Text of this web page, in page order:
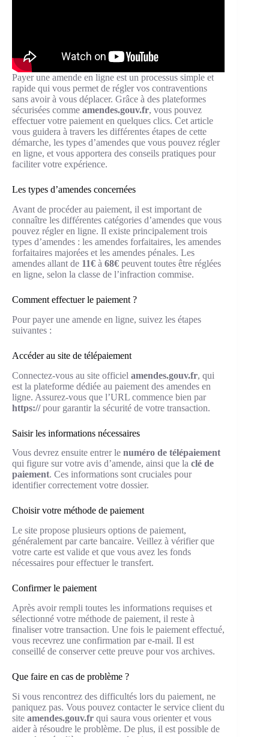
Payer une amende en ligne est un processus simple et
rapide qui vous permet de régler vos contraventions
sans avoir à vous déplacer. Grâce à des plateformes
sécurisées comme amendes.gouv.fr, vous pouvez
effectuer votre paiement en quelques clics. Cet article
vous guidera à travers les différentes étapes de cette
démarche, les types d’amendes que vous pouvez régler
en ligne, et vous apportera des conseils pratiques pour
faciliter votre expérience.
Les types d’amendes concernées
Avant de procéder au paiement, il est important de
connaître les différentes catégories d’amendes que vous
pouvez régler en ligne. Il existe principalement trois
types d’amendes : les amendes forfaitaires, les amendes
forfaitaires majorées et les amendes pénales. Les
amendes allant de 11€ à 68€ peuvent toutes être réglées
en ligne, selon la classe de l’infraction commise.
Comment effectuer le paiement ?
Pour payer une amende en ligne, suivez les étapes
suivantes :
Accéder au site de télépaiement
Connectez-vous au site officiel amendes.gouv.fr, qui
est la plateforme dédiée au paiement des amendes en
ligne. Assurez-vous que l’URL commence bien par
https://pour garantir la sécurité de votre transaction.
Saisir les informations nécessaires
Vous devrez ensuite entrer le numéro de télépaiement
qui figure sur votre avis d’amende, ainsi que la clé de
paiement. Ces informations sont cruciales pour
identifier correctement votre dossier.
Choisir votre méthode de paiement
Le site propose plusieurs options de paiement,
généralement par carte bancaire. Veillez à vérifier que
votre carte est valide et que vous avez les fonds
nécessaires pour effectuer le transfert.
Confirmer le paiement
Après avoir rempli toutes les informations requises et
sélectionné votre méthode de paiement, il reste à
finaliser votre transaction. Une fois le paiement effectué,
vous recevrez une confirmation par e-mail. Il est
conseillé de conserver cette preuve pour vos archives.
Que faire en cas de problème ?
Si vous rencontrez des difficultés lors du paiement, ne
paniquez pas. Vous pouvez contacter le service client du
site amendes.gouv.fr qui saura vous orienter et vous
aider à résoudre le problème. De plus, il est possible de